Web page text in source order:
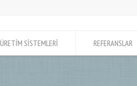
ÜRETİM SİSTEMLERİ REFERANSLAR